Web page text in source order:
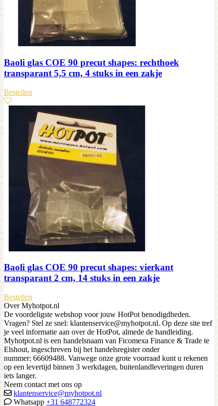
Baoli glas COE 90 precut shapes: rechthoek
transparant 5,5 cm, 4 stuks in een zakje
Bestellen
Baoli glas COE 90 precut shapes: vierkant
transparant 2 cm, 14 stuks in een zakje
Bestellen
Over Myhotpot.nl
De voordeligste webshop voor jouw HotPot benodigdheden.
Vragen? Stel ze snel: klantenservice@myhotpot.nl. Op deze site tref
je veel informatie aan over de HotPot, almede de handleiding.
Myhotpot.nl is een handelsnaam van Ficomexa Finance & Trade te
Elshout, ingeschreven bij het handelsregister onder
nummer: 66609488. Vanwege onze grote voorraad kunt u rekenen
op een levertijd binnen 3 werkdagen, buitenlandleveringen duren
iets langer.
Neem contact met ons op
klantenservice@myhotpot.nl
Whatsapp +31 648772324